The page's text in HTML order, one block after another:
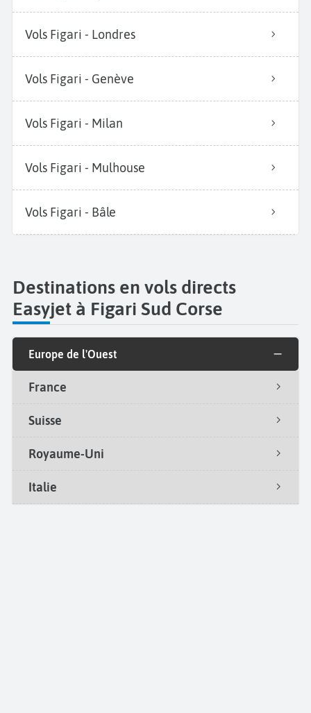
Vols Figari - Londres
Vols Figari - Genève
Vols Figari - Milan
Vols Figari - Mulhouse
Vols Figari - Bâle
Destinations en vols directs
Easyjet à Figari Sud Corse
Europe de l'Ouest
France
Suisse
Royaume-Uni
Italie